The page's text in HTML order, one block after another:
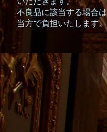
不良品に該当する場合は
当方で負担いたします。